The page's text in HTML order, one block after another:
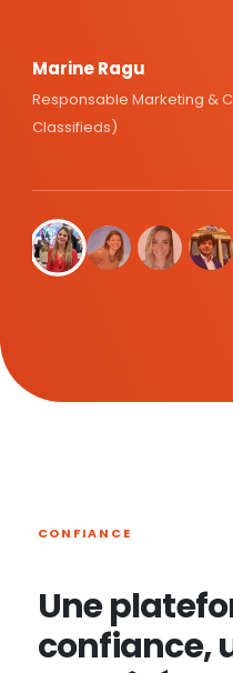
Marine Ragu
Responsable Marketing &
Classifieds)
CONFIANCE
Une
confiance,